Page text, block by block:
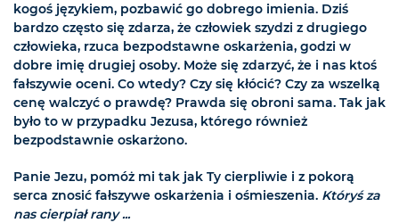
kogoś językiem, pozbawić go dobrego imienia. Dziś
bardzo często się zdarza, że człowiek szydzi z drugiego
człowieka, rzuca bezpodstawne oskarżenia, godzi w
dobre imię drugiej osoby. Może się zdarzyć, że i nas ktoś
fałszywie oceni. Co wtedy? Czy się kłócić? Czy za wszelką
cenę walczyć o prawdę? Prawda się obroni sama. Tak jak
było to w przypadku Jezusa, którego również
bezpodstawnie oskarżono.
Panie Jezu, pomóż mi tak jak Ty cierpliwie i z pokorą
serca znosić fałszywe oskarżenia i ośmieszenia. Któryś za
nas cierpiał rany ...